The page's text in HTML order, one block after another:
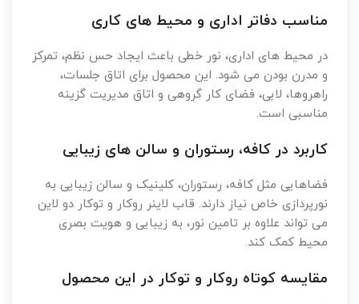
مناسب دفاتر اداری و محیط های کاری
در محیط های اداری، نور خطی باعث ایجاد حس نظم، تمرکز
و مدرن بودن می شود. این محصول برای اتاق جلسات،
راهروها، لابی، فضای کار گروهی و اتاق مدیریت گزینه
مناسبی است.
کاربرد در کافه، رستوران و سالن های زیبایی
فضاهایی مثل کافه، رستوران، کلینیک و سالن زیبایی به
نورپردازی خاص نیاز دارند. قاب لاینر روکار و توکار دو لاین
می تواند علاوه بر تامین نور، به زیبایی و هویت بصری
محیط کمک کند.
مقایسه کوتاه روکار و توکار در این محصول